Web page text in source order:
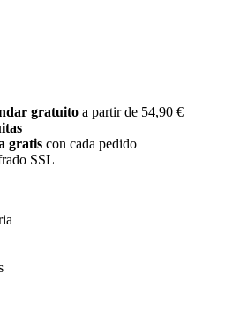
gratuito a partir de 54,90 €
gratis con cada pedido
SSL